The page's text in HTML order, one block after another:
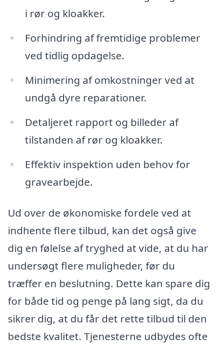
i rør og kloakker.
Forhindring af fremtidige problemer
ved tidlig opdagelse.
Minimering af omkostninger ved at
undgå dyre reparationer.
Detaljeret rapport og billeder af
tilstanden af rør og kloakker.
Effektiv inspektion uden behov for
gravearbejde.
Ud over de økonomiske fordele ved at
indhente flere tilbud, kan det også give
dig en følelse af tryghed at vide, at du har
undersøgt flere muligheder, før du
træffer en beslutning. Dette kan spare dig
for både tid og penge på lang sigt, da du
sikrer dig, at du får det rette tilbud til den
bedste kvalitet. Tjenesterne udbydes ofte